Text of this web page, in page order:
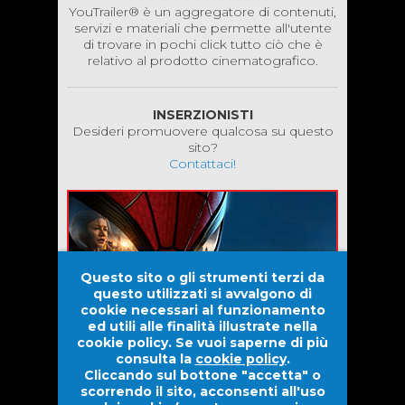
Questo sito o gli strumenti terzi da
questo utilizzati si avvalgono di
cookie necessari al funzionamento
ed utili alle finalità illustrate nella
cookie policy. Se vuoi saperne di più
consulta la cookie policy.
Cliccando sul bottone "accetta" o
scorrendo il sito, acconsenti all'uso
YouTrailer® è un aggregatore di contenuti,
servizi e materiali che permette all'utente
di trovare in pochi click tutto ciò che è
relativo al prodotto cinematografico.
INSERZIONISTI
Desideri promuovere qualcosa su questo
sito?
Contattaci!